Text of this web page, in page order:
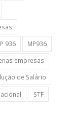
936
MP936
empresas
de Salário
STF